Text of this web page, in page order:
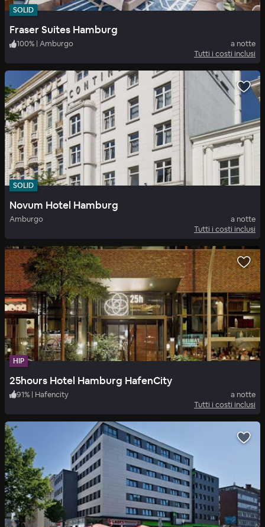
SOLID
Fraser Suites Hamburg
100% | Amburgo
a notte
Tutti i costi inclusi
SOLID
Novum Hotel Hamburg
Amburgo
a notte
Tutti i costi inclusi
HIP
25hours Hotel Hamburg HafenCity
91% | Hafencity
a notte
Tutti i costi inclusi